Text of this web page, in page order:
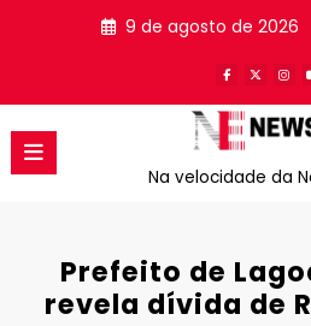
9 de agosto de 2026
Na velocidade da
Prefeito de
revela dívida de